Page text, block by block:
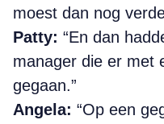
moest dan nog
Patty: “En dan
manager die er met
gegaan.”
Angela: “Op een